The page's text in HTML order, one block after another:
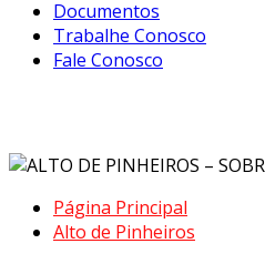
Documentos
Trabalhe Conosco
Fale Conosco
Página Principal
Alto de Pinheiros